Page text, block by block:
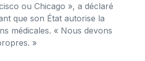
ou Chicago », a déclaré
que son État autorise la
médicales. « Nous devons
»